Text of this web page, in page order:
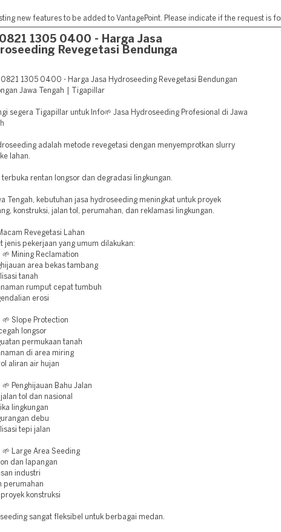
new features to be added to VantagePoint. Please indicate if the request is
0821 1305 0400 - Harga Jasa
Revegetasi Bendunga
0821 1305 0400 - Harga Jasa Hydroseeding Revegetasi Bendungan
Jawa Tengah | Tigapillar
segera Tigapillar untuk Info🌱 Jasa Hydroseeding Profesional di Jawa
adalah metode revegetasi dengan menyemprotkan slurry
lahan.
terbuka rentan longsor dan degradasi lingkungan.
Tengah, kebutuhan jasa hydroseeding meningkat untuk proyek
konstruksi, jalan tol, perumahan, dan reklamasi lingkungan.
Revegetasi Lahan
jenis pekerjaan yang umum dilakukan:
Mining Reclamation
area bekas tambang
tanah
rumput cepat tumbuh
erosi
Slope Protection
longsor
permukaan tanah
di area miring
aliran air hujan
Penghijauan Bahu Jalan
tol dan nasional
lingkungan
debu
tepi jalan
Large Area Seeding
dan lapangan
industri
perumahan
konstruksi
sangat fleksibel untuk berbagai medan.